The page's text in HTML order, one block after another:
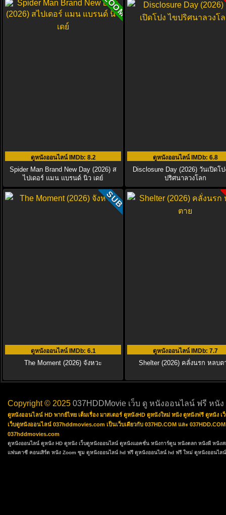
Spider Man Brand New Day (2026) ส
ไปเดอร์ แมน แบรนด์ นิว เดย์
ดูหนังออนไลน์ IMDb: 8.2
ZOOM
Disclosure Day (2026) วันเปิดโ
ปริศนาลวงโลก
ดูหนังออนไลน์ IMDb: 6.8
The Moment (2026) จังหวะ
ดูหนังออนไลน์ IMDb: 6.1
SUB
Shelter (2026) คลั่งนรก หลบต
ดูหนังออนไลน์ IMDb: 7.7
Copyright © 2025 037HDDMovie เว็บ ดู หนังออนไลน์ ฟรี หนัง
ดูหนังออนไลน์ HD พากย์ไทย เต็มเรื่อง มาสเตอร์ ดูหนังHD ดูหนังใหม่ หนัง ดูหนังฟรี ดูหนัง
เว็บดูหนังออนไลน์ 037hddmovies.com เป็นเว็บเดียวกับ 037HD.COM และ
037hddmovies.com
ดูหนังออนไลน์ ดูหนัง HD ดูหนัง เว็บดูหนังออนไลน์ ดูหนังแอคชั่น หนังการ์ตูน หนังตลก หนังผี หนัง
แฟนตาซี คอนเสิร์ต หนัง Zoom ซูม ดูหนังออนไลน์ hd ฟรี ดูหนังออนไลน์ hd ฟรี ใหม่ ดูหนังออนไล